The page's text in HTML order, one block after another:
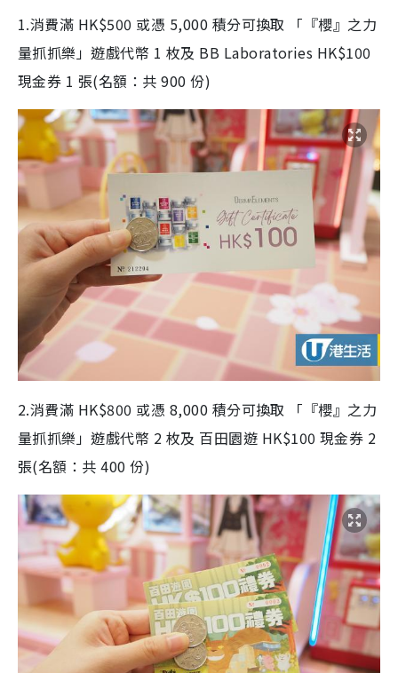
1.消費滿 HK$500 或憑 5,000 積分可換取 「『櫻』之力
量抓抓樂」遊戲代幣 1 枚及 BB Laboratories HK$100
現金券 1 張(名額：共 900 份)
2.消費滿 HK$800 或憑 8,000 積分可換取 「『櫻』之力
量抓抓樂」遊戲代幣 2 枚及 百田園遊 HK$100 現金券 2
張(名額：共 400 份)